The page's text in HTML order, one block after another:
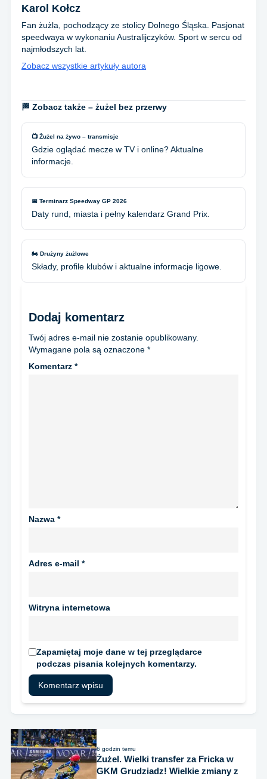
Karol Kołcz
Fan żużla, pochodzący ze stolicy Dolnego Śląska. Pasjonat
speedwaya w wykonaniu Australijczyków. Sport w sercu od
najmłodszych lat.
Zobacz wszystkie artykuły autora
🏁 Zobacz także – żużel bez przerwy
📺 Żużel na żywo – transmisje
Gdzie oglądać mecze w TV i online? Aktualne
informacje.
📅 Terminarz Speedway GP 2026
Daty rund, miasta i pełny kalendarz Grand Prix.
🏍️ Drużyny żużlowe
Składy, profile klubów i aktualne informacje ligowe.
Dodaj komentarz
Twój adres e-mail nie zostanie opublikowany.
Wymagane pola są oznaczone *
Komentarz *
Nazwa *
Adres e-mail *
Witryna internetowa
Zapamiętaj moje dane w tej przeglądarce
podczas pisania kolejnych komentarzy.
6 godzin temu
Żużel. Wielki transfer za Fricka w
GKM Grudziadz! Wielkie zmiany z